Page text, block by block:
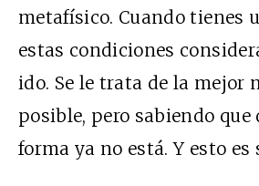
metafísico. Cuando tienes
estas condiciones
ido. Se le trata de la mejor
posible, pero sabiendo que
forma ya no está. Y esto es